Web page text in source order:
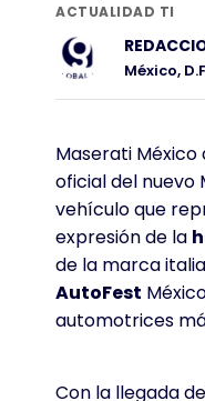
ACTUALIDAD TI
México,
Maserati
oficial del nuevo
vehículo que
expresión de la
de la marca
AutoFest
automotrices
Con la llegada